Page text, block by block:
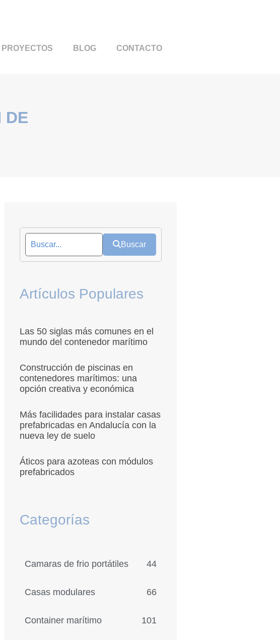
PROYECTOS BLOG CONTACTO
DE
Buscar
Artículos Populares
Las 50 siglas más comunes en el
mundo del contenedor marítimo
Construcción de piscinas en
contenedores marítimos: una
opción creativa y económica
Más facilidades para instalar casas
prefabricadas en Andalucía con la
nueva ley de suelo
Áticos para azoteas con módulos
prefabricados
Categorías
Camaras de frio portátiles 44
Casas modulares 66
Container marítimo 101